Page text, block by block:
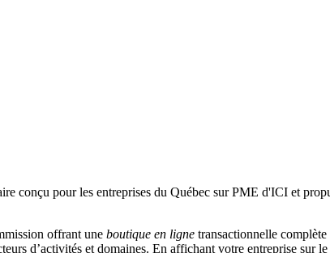
offrant une boutique en ligne transactionnelle
d’activités et domaines. En affichant votre entreprise sur le